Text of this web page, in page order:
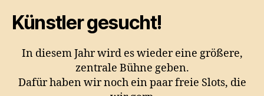
Künstler gesucht!
In diesem Jahr wird es wieder eine größere,
zentrale Bühne geben.
Dafür haben wir noch ein paar freie Slots, die